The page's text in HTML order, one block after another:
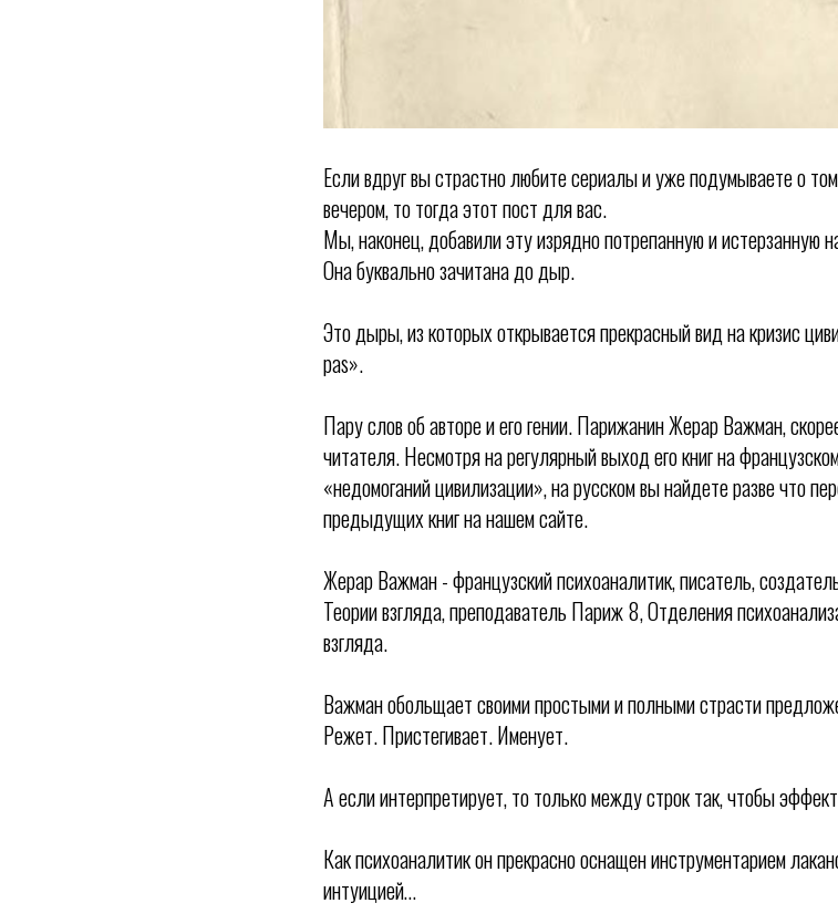
Если вдруг вы страстно любите сериалы и уже подумываете о
вечером, то тогда этот пост для вас.
Мы, наконец, добавили эту изрядно потрепанную и истерзанную
Она буквально зачитана до дыр.
Это дыры, из которых открывается прекрасный вид на кризис
pas».
Пару слов об авторе и его гении. Парижанин Жерар Важман,
читателя. Несмотря на регулярный выход его книг на
«недомоганий цивилизации», на русском вы найдете разве что
предыдущих книг на нашем сайте.
Жерар Важман - французский психоаналитик, писатель,
Теории взгляда, преподаватель Париж 8, Отделения
взгляда.
Важман обольщает своими простыми и полными страсти
Режет. Пристегивает. Именует.
А если интерпретирует, то только между строк так, чтобы
Как психоаналитик он прекрасно оснащен инструментарием
интуицией…